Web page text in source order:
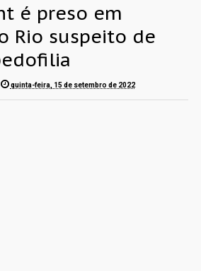
é preso em
Rio suspeito de
quinta-feira, 15 de setembro de 2022